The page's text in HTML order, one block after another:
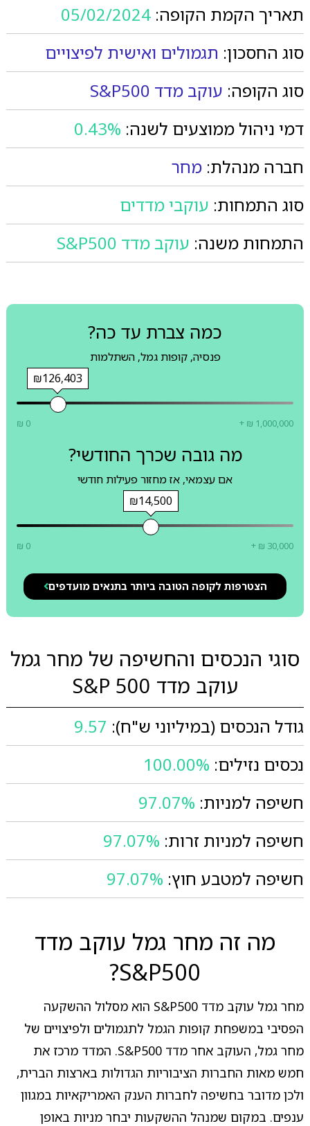
תאריך הקמת הקופה: 05/02/2024
סוג החסכון: תגמולים ואישית לפיצויים
סוג הקופה: עוקב מדד S&P500
דמי ניהול ממוצעים לשנה: 0.43%
חברה מנהלת: מחר
סוג התמחות: עוקבי מדדים
התמחות משנה: עוקב מדד S&P500
כמה צברת עד כה?
פנסיה, קופות גמל, השתלמות
₪126,403
₪ 0 + ₪ 1,000,000
מה גובה שכרך החודשי?
אם עצמאי, אז מחזור פעילות חודשי
₪14,500
₪ 0 + ₪ 30,000
הצטרפות לקופה הטובה ביותר בתנאים מועדפים
סוגי הנכסים והחשיפה של מחר גמל
עוקב מדד 500 S&P
גודל הנכסים (במיליוני ש"ח): 9.57
נכסים נזילים: 100.00%
חשיפה למניות: 97.07%
חשיפה למניות זרות: 97.07%
חשיפה למטבע חוץ: 97.07%
מה זה מחר גמל עוקב מדד
S&P500?
מחר גמל עוקב מדד S&P500 הוא מסלול ההשקעה
הפסיבי במשפחת קופות הגמל לתגמולים ולפיצויים של
מחר גמל, העוקב אחר מדד S&P500. המדד מרכז את
חמש מאות החברות הציבוריות הגדולות בארצות הברית,
ולכן מדובר בחשיפה לחברות הענק האמריקאיות במגוון
ענפים. במקום שמנהל ההשקעות יבחר מניות באופן